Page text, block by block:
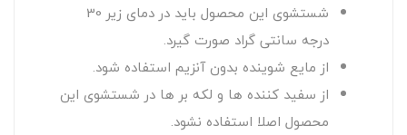
شستشوی این محصول باید در دمای زیر 30
درجه سانتی گراد صورت گیرد.
از مایع شوینده بدون آنزیم استفاده شود.
از سفید کننده ها و لکه بر ها در شستشوی این
محصول اصلا استفاده نشود.